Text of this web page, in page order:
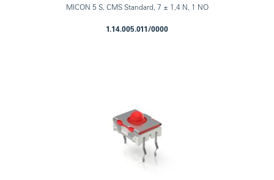
MICON 5 S, CMS Standard, 7 ± 1,4 N, 1 NO
1.14.005.011/0000